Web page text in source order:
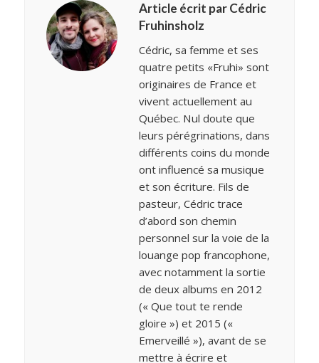
Article écrit par Cédric
Fruhinsholz
Cédric, sa femme et ses
quatre petits «Fruhi» sont
originaires de France et
vivent actuellement au
Québec. Nul doute que
leurs pérégrinations, dans
différents coins du monde
ont influencé sa musique
et son écriture. Fils de
pasteur, Cédric trace
d’abord son chemin
personnel sur la voie de la
louange pop francophone,
avec notamment la sortie
de deux albums en 2012
(« Que tout te rende
gloire ») et 2015 («
Emerveillé »), avant de se
mettre à écrire et